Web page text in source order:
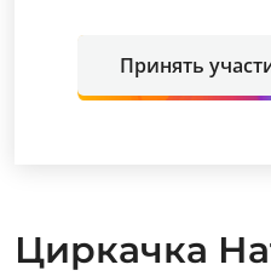
Принять
Циркачка